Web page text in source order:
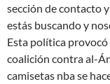
sección de contacto
estás buscando y
Esta política
coalición contra al-
camisetas nba se